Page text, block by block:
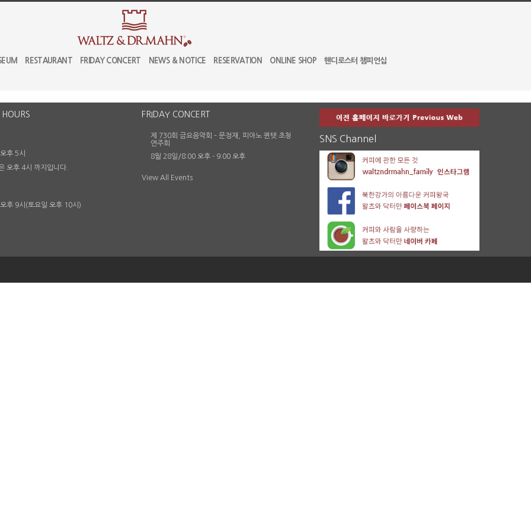
RESTAURANT FRIDAY CONCERT NEWS & NOTICE RESERVATION ONLINE SHOP 핸디로스터 챔피언십
HOURS
후 5시
오후 4시 까지입니다.
후 9시(토요일 오후 10시)
FRIDAY CONCERT
제 730회 금요음악회 – 문정재, 피아노 퀸텟 초청
연주회
8월 28일/8:00 오후 - 9:00 오후
View All Events
SNS Channel